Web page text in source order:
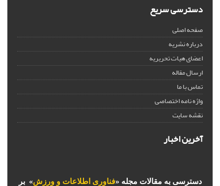
دسترسی سریع
صفحه اصلی
درباره نشریه
اعضای هیات تحریریه
ارسال مقاله
تماس با ما
واژه نامه اختصاصی
نقشه سایت
آخرین اخبار
دسترسی به مقالات مجله «فناوری اطلاعات و ورزش» بر